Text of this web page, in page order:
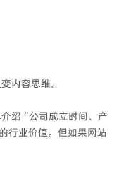
内容思维。
绍“公司成立时间、产
行业价值。但如果网站